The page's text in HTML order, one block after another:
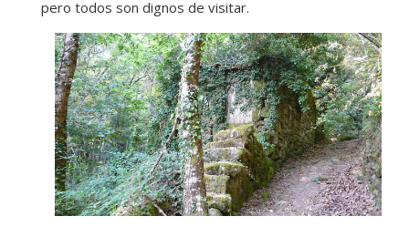
pero todos son dignos de visitar.